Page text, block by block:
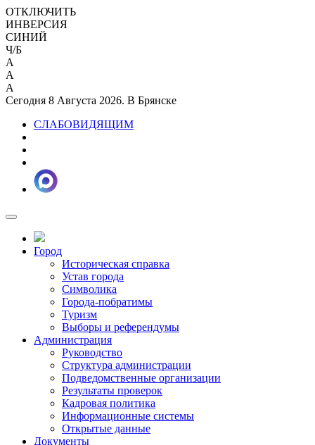
ОТКЛЮЧИТЬ
ИНВЕРСИЯ
СИНИЙ
Ч/Б
A
A
A
Сегодня 8 Августа 2026. В Брянске
СЛАБОВИДЯЩИМ
Город
Историческая справка
Устав города
Символика
Города-побратимы
Туризм
Выборы и референдумы
Администрация
Руководство
Структура администрации
Подведомственные организации
Результаты проверок
Кадровая политика
Информационные системы
Открытые данные
Документы